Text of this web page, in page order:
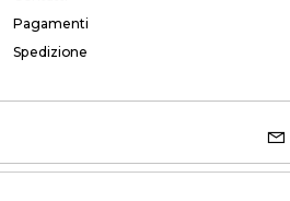
Pagamenti
Spedizione